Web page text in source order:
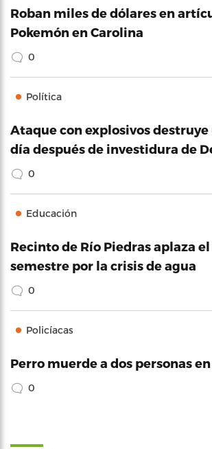
Roban miles de dólares en
Pokemón en Carolina
0
Política
Ataque con explosivos
día después de investidura de
0
Educación
Recinto de Río Piedras aplaza
semestre por la crisis de agua
0
Policíacas
Perro muerde a dos personas
0